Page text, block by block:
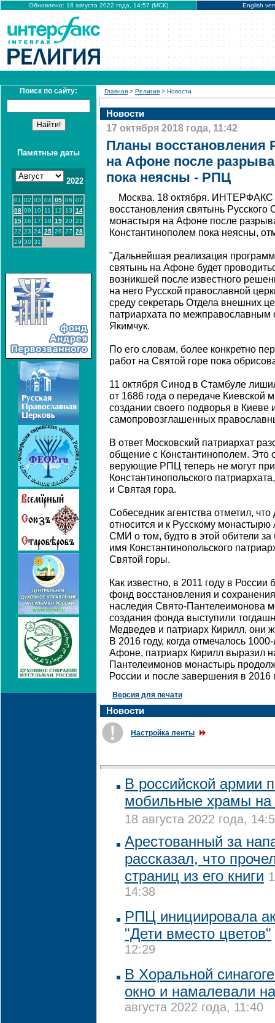
Обновлено: 18 августа 2022 года, 14:57 (МСК) English
Поиск по сайту:
Памятные даты
2022
01 02 03 04 05 06 07
08 09 10 11 12 13 14
15 16 17 18 19 20 21
22 23 24 25 26 27 28
29 30 31
Главная > Религия > Новости
Новости
17 октября 2018 года, 11:42
Планы восстановления
на Афоне после
пока неясны - РПЦ
Москва. 18 октября. ИНТЕРФАКС
восстановления святынь
монастыря на Афоне после
Константинополем пока неясны,
"Дальнейшая реализация
святынь на Афоне будет
возникшей после известного
на него Русской православной
среду секретарь Отдела внешних
патриархата по
Якимчук.
По его словам, более конкретно
работ на Святой горе пока
11 октября Синод в Стамбуле
от 1686 года о передаче Киевской
создании своего подворья в Киеве
самопровозглашенных
В ответ Московский патриархат
общение с Константинополем. Это
верующие РПЦ теперь не могут
Константинопольского
и Святая гора.
Собеседник агентства отметил,
относится и к Русскому
СМИ о том, будто в этой обители
имя Константинопольского
Святой горы.
Как известно, в 2011 году в
фонд восстановления и сохранения
наследия Свято-Пантелеимонова
создания фонда выступили
Медведев и патриарх Кирилл, они
В 2016 году, когда отмечалось
Афоне, патриарх Кирилл выразил
Пантелеимонов монастырь
России и после завершения в
Версия для печати
Новости
Настройка ленты
В российской армии
мобильные храмы на
18 августа 2022 года,
Арестованный за
рассказал, что
страниц из его книги
14:38
РПЦ инициировала
"Дети вместо цветов"
12:29
В Хоральной
окно и намалевали
августа 2022 года, 11:40